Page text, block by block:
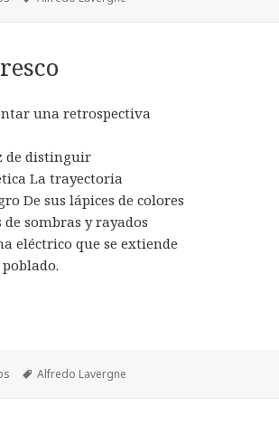
una retrospectiva
de distinguir
La trayectoria
De sus lápices de colores
sombras y rayados
eléctrico que se extiende
Etiquetas
Alfredo Lavergne